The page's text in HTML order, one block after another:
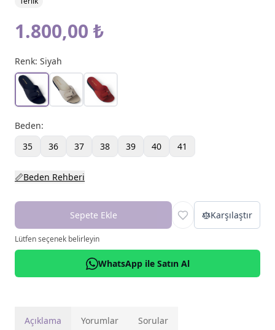
1.800,00 ₺
Renk: Siyah
Beden:
35
36 37 38 39 40 41
📏Beden Rehberi
Sepete Ekle Karşılaştır
Lütfen seçenek belirleyin
WhatsApp ile Satın Al
Açıklama Yorumlar Sorular